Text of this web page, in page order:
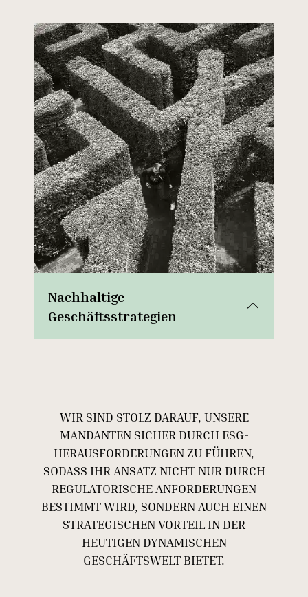
Nachhaltige
Geschäftsstrategien
WIR SIND STOLZ DARAUF, UNSERE
MANDANTEN SICHER DURCH ESG-
HERAUSFORDERUNGEN ZU FÜHREN,
SODASS IHR ANSATZ NICHT NUR DURCH
REGULATORISCHE ANFORDERUNGEN
BESTIMMT WIRD, SONDERN AUCH EINEN
STRATEGISCHEN VORTEIL IN DER
HEUTIGEN DYNAMISCHEN
GESCHÄFTSWELT BIETET.